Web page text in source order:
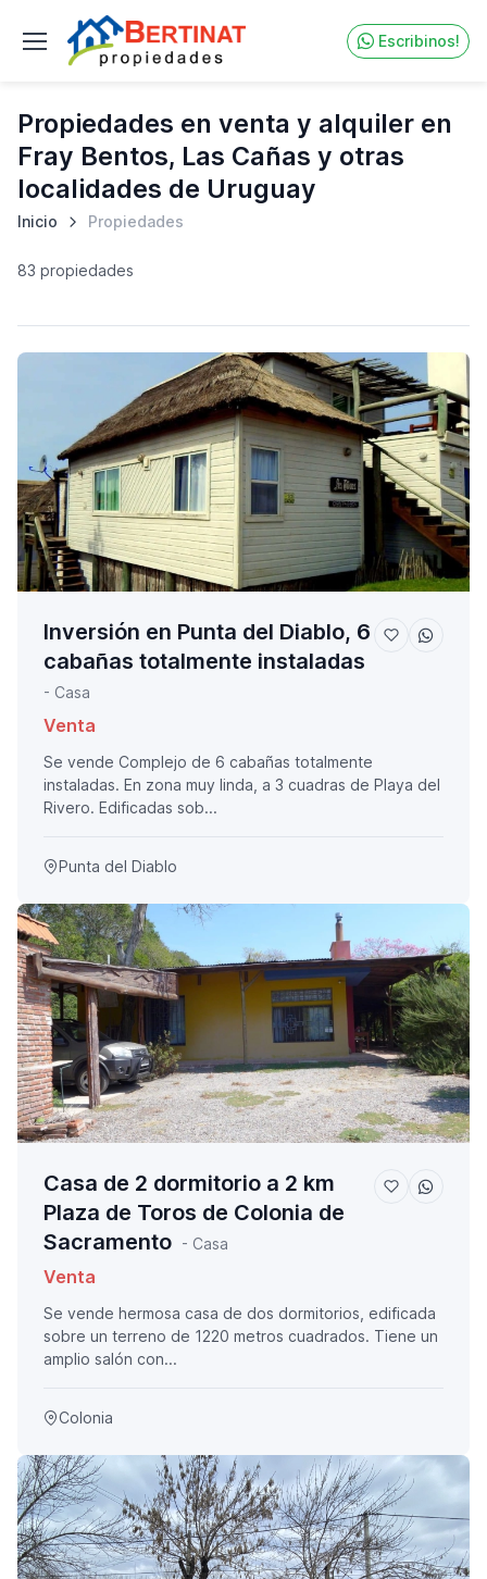
Escribinos!
Propiedades en venta y alquiler en
Fray Bentos, Las Cañas y otras
localidades de Uruguay
Inicio Propiedades
83 propiedades
Inversión en Punta del Diablo, 6
cabañas totalmente instaladas
- Casa
Venta
Se vende Complejo de 6 cabañas totalmente
instaladas. En zona muy linda, a 3 cuadras de Playa del
Rivero. Edificadas sob...
Punta del Diablo
Casa de 2 dormitorio a 2 km
Plaza de Toros de Colonia de
Sacramento - Casa
Venta
Se vende hermosa casa de dos dormitorios, edificada
sobre un terreno de 1220 metros cuadrados. Tiene un
amplio salón con...
Colonia